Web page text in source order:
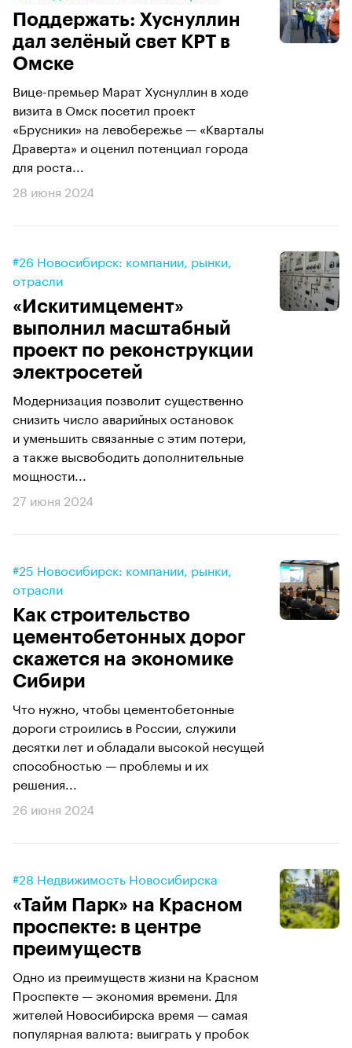
Поддержать: Хуснуллин
дал зелёный свет КРТ в
Омске
Вице-премьер Марат Хуснуллин в ходе
визита в Омск посетил проект
«Брусники» на левобережье — «Кварталы
Драверта» и оценил потенциал города
для роста...
28 июня 2024
#26 Новосибирск: компании, рынки,
отрасли
«Искитимцемент»
выполнил масштабный
проект по реконструкции
электросетей
Модернизация позволит существенно
снизить число аварийных остановок
и уменьшить связанные с этим потери,
а также высвободить дополнительные
мощности...
27 июня 2024
#25 Новосибирск: компании, рынки,
отрасли
Как строительство
цементобетонных дорог
скажется на экономике
Сибири
Что нужно, чтобы цементобетонные
дороги строились в России, служили
десятки лет и обладали высокой несущей
способностью — проблемы и их
решения...
26 июня 2024
#28 Недвижимость Новосибирска
«Тайм Парк» на Красном
проспекте: в центре
преимуществ
Одно из преимуществ жизни на Красном
Проспекте — экономия времени. Для
жителей Новосибирска время — самая
популярная валюта: выиграть у пробок